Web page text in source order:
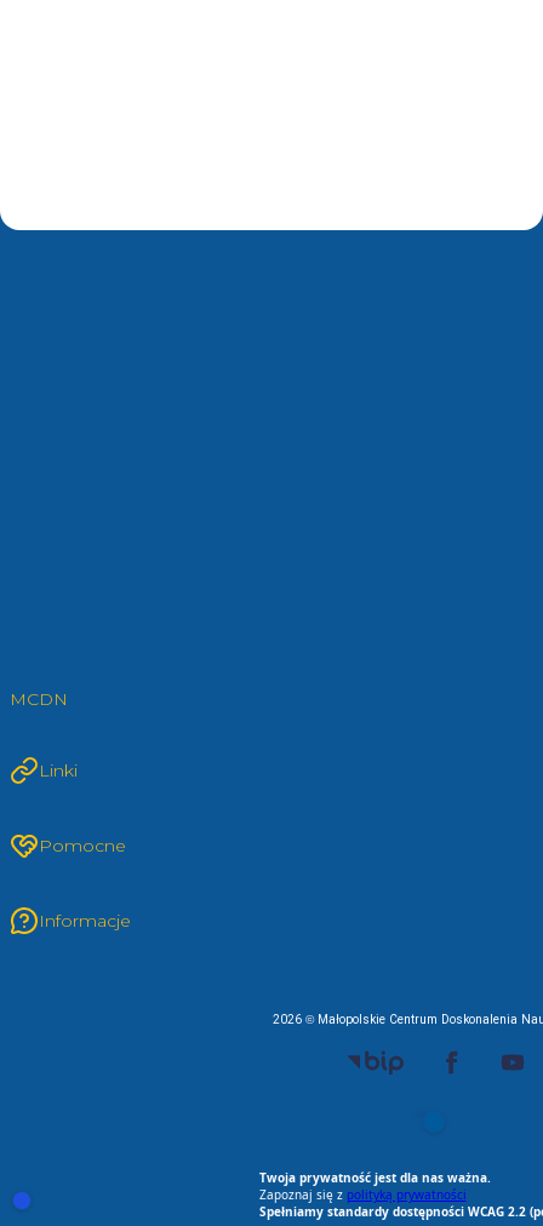
Otwórz ustawienia zgód cookie i zgód RODO
MCDN
Linki
Pomocne
Informacje
2026 © Małopolskie Centrum Doskonalenia
Twoja prywatność jest dla nas ważna.
Zapoznaj się z polityką prywatności
Spełniamy standardy dostępności WCAG 2.2